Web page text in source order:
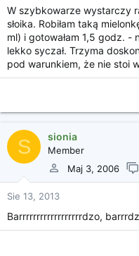
W szybkowarze wystarczy
słoika. Robiłam taką
ml) i gotowałam 1,5 godz. -
lekko syczał. Trzyma
pod warunkiem, że nie stoi
S sionia
Member
Maj 3, 2006
Sie 13, 2013
Barrrrrrrrrrrrrrrrrrdzo,